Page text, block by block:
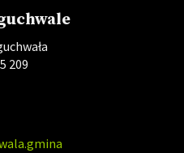
209